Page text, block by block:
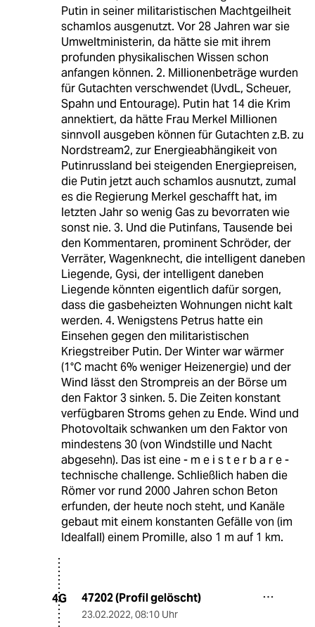
Putin in seiner militaristischen Machtgeilheit
schamlos ausgenutzt. Vor 28 Jahren war sie
Umweltministerin, da hätte sie mit ihrem
profunden physikalischen Wissen schon
anfangen können. 2. Millionenbeträge wurden
für Gutachten verschwendet (UvdL, Scheuer,
Spahn und Entourage). Putin hat 14 die Krim
annektiert, da hätte Frau Merkel Millionen
sinnvoll ausgeben können für Gutachten z.B. zu
Nordstream2, zur Energieabhängikeit von
Putinrussland bei steigenden Energiepreisen,
die Putin jetzt auch schamlos ausnutzt, zumal
es die Regierung Merkel geschafft hat, im
letzten Jahr so wenig Gas zu bevorraten wie
sonst nie. 3. Und die Putinfans, Tausende bei
den Kommentaren, prominent Schröder, der
Verräter, Wagenknecht, die intelligent daneben
Liegende, Gysi, der intelligent daneben
Liegende könnten eigentlich dafür sorgen,
dass die gasbeheizten Wohnungen nicht kalt
werden. 4. Wenigstens Petrus hatte ein
Einsehen gegen den militaristischen
Kriegstreiber Putin. Der Winter war wärmer
(1°C macht 6% weniger Heizenergie) und der
Wind lässt den Strompreis an der Börse um
den Faktor 3 sinken. 5. Die Zeiten konstant
verfügbaren Stroms gehen zu Ende. Wind und
Photovoltaik schwanken um den Faktor von
mindestens 30 (von Windstille und Nacht
abgesehn). Das ist eine - m e i s t e r b a r e -
technische challenge. Schließlich haben die
Römer vor rund 2000 Jahren schon Beton
erfunden, der heute noch steht, und Kanäle
gebaut mit einem konstanten Gefälle von (im
Idealfall) einem Promille, also 1 m auf 1 km.
4G 47202 (Profil gelöscht)
23.02.2022, 08:10 Uhr